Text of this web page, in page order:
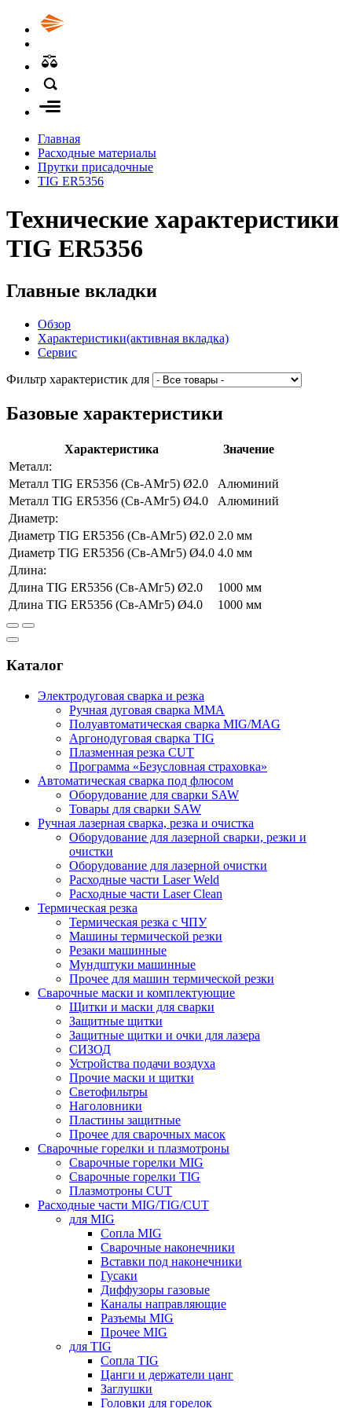
Главная
Расходные материалы
Прутки присадочные
TIG ER5356
Технические характеристики
TIG ER5356
Главные вкладки
Обзор
Характеристики(активная вкладка)
Сервис
Фильтр характеристик для
Базовые характеристики
Характеристика
Значение
Металл:
Металл TIG ER5356 (Св-АМг5) Ø2.0
Алюминий
Металл TIG ER5356 (Св-АМг5) Ø4.0
Алюминий
Диаметр:
Диаметр TIG ER5356 (Св-АМг5) Ø2.0 2.0 мм
Диаметр TIG ER5356 (Св-АМг5) Ø4.0 4.0 мм
Длина:
Длина TIG ER5356 (Св-АМг5) Ø2.0 1000 мм
Длина TIG ER5356 (Св-АМг5) Ø4.0 1000 мм
Каталог
Электродуговая сварка и резка
Ручная дуговая сварка MMA
Полуавтоматическая сварка MIG/MAG
Аргонодуговая сварка TIG
Плазменная резка CUT
Программа «Безусловная страховка»
Автоматическая сварка под флюсом
Оборудование для сварки SAW
Товары для сварки SAW
Ручная лазерная сварка, резка и очистка
Оборудование для лазерной сварки, резки и
очистки
Оборудование для лазерной очистки
Расходные части Laser Weld
Расходные части Laser Clean
Термическая резка
Термическая резка с ЧПУ
Машины термической резки
Резаки машинные
Мундштуки машинные
Прочее для машин термической резки
Сварочные маски и комплектующие
Щитки и маски для сварки
Защитные щитки
Защитные щитки и очки для лазера
СИЗОД
Устройства подачи воздуха
Прочие маски и щитки
Светофильтры
Наголовники
Пластины защитные
Прочее для сварочных масок
Сварочные горелки и плазмотроны
Сварочные горелки MIG
Сварочные горелки TIG
Плазмотроны CUT
Расходные части MIG/TIG/CUT
для MIG
Сопла MIG
Сварочные наконечники
Вставки под наконечники
Гусаки
Диффузоры газовые
Каналы направляющие
Разъемы MIG
Прочее MIG
для TIG
Сопла TIG
Цанги и держатели цанг
Заглушки
Головки для горелок